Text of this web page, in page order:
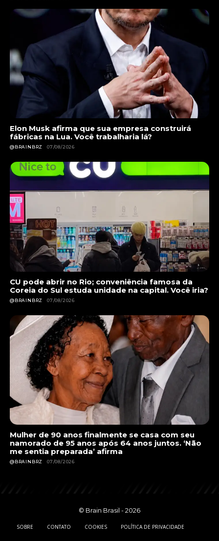
Elon Musk afirma que sua empresa construirá
fábricas na Lua. Você trabalharia lá?
@BRAINBRZ 07/08/2026
CU pode abrir no Rio; conveniência famosa da
Coreia do Sul estuda unidade na capital. Você iria?
@BRAINBRZ 07/08/2026
Mulher de 90 anos finalmente se casa com seu
namorado de 95 anos após 64 anos juntos. ‘Não
me sentia preparada’ afirma
@BRAINBRZ 07/08/2026
© Brain Brasil - 2026
SOBRE CONTATO COOKIES POLÍTICA DE PRIVACIDADE